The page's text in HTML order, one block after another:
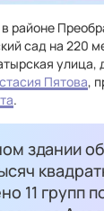
районе
сад на 220
улица,
Пятова,
.
здании
11 групп